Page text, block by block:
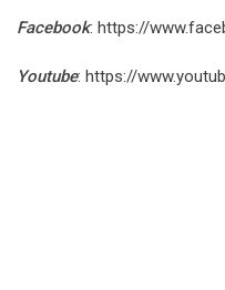
Facebook: https://
Youtube: https://